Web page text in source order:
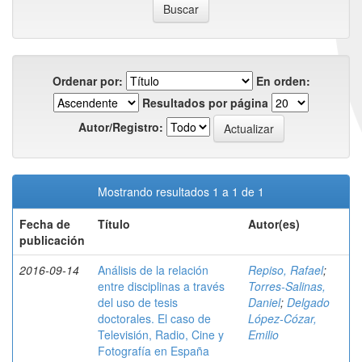
Ordenar por:
En orden:
Resultados por página
Autor/Registro:
Mostrando resultados 1 a 1 de 1
Fecha de
publicación
Título Autor(es)
2016-09-14
Análisis de la relación
entre disciplinas a través
del uso de tesis
doctorales. El caso de
Televisión, Radio, Cine y
Fotografía en España
Repiso, Rafael;
Torres-Salinas,
Daniel; Delgado
López-Cózar,
Emilio